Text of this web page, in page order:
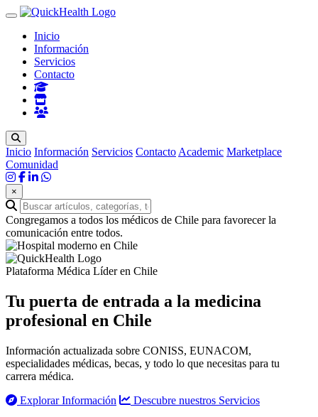
Inicio
Información
Servicios
Contacto
Inicio Información Servicios Contacto Academic Marketplace
Comunidad
×
Congregamos a todos los médicos de Chile para favorecer la
comunicación entre todos.
Plataforma Médica Líder en Chile
Tu puerta de entrada a la medicina
profesional en Chile
Información actualizada sobre CONISS, EUNACOM,
especialidades médicas, becas, y todo lo que necesitas para tu
carrera médica.
Explorar Información
Descubre nuestros Servicios